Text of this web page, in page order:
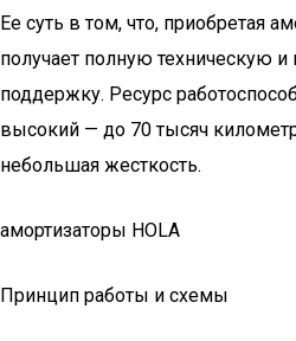
Ее суть в том, что, приобретая
получает полную техническую
поддержку. Ресурс
высокий — до 70 тысяч
небольшая жесткость.
амортизаторы HOLA
Принцип работы и схемы